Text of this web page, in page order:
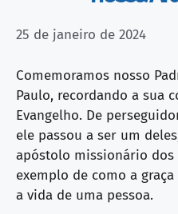
25 de janeiro de 2024
Comemoramos nosso
Paulo, recordando a sua
Evangelho. De
ele passou a ser um
apóstolo missionário dos
exemplo de como a
a vida de uma pessoa.